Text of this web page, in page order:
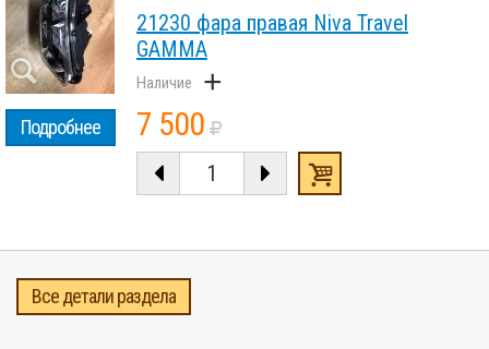
Подробнее
21230 фара правая Niva Travel
GAMMA
+
7 500
Все детали раздела